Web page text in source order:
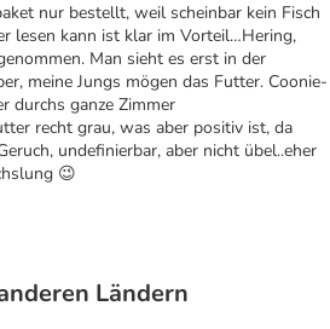
nur bestellt, weil scheinbar kein Fisch
lesen kann ist klar im Vorteil…Hering,
Man sieht es erst in der
meine Jungs mögen das Futter. Coonie-
durchs ganze Zimmer
recht grau, was aber positiv ist, da
undefinierbar, aber nicht übel..eher
😉
Ländern